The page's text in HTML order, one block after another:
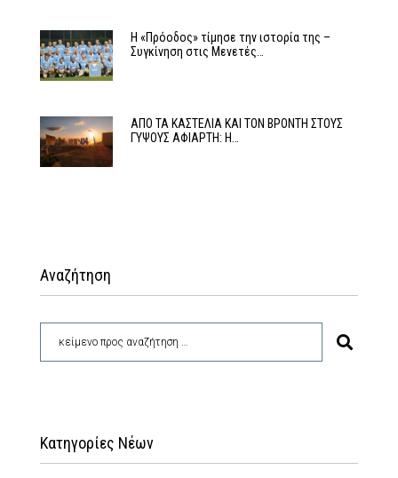
Η «Πρόοδος» τίμησε την ιστορία της –
Συγκίνηση στις Μενετές…
ΑΠΟ ΤΑ ΚΑΣΤΕΛΙΑ ΚΑΙ ΤΟΝ ΒΡΟΝΤΗ ΣΤΟΥΣ
ΓΥΨΟΥΣ ΑΦΙΑΡΤΗ: Η…
Αναζήτηση
Κατηγορίες Νέων